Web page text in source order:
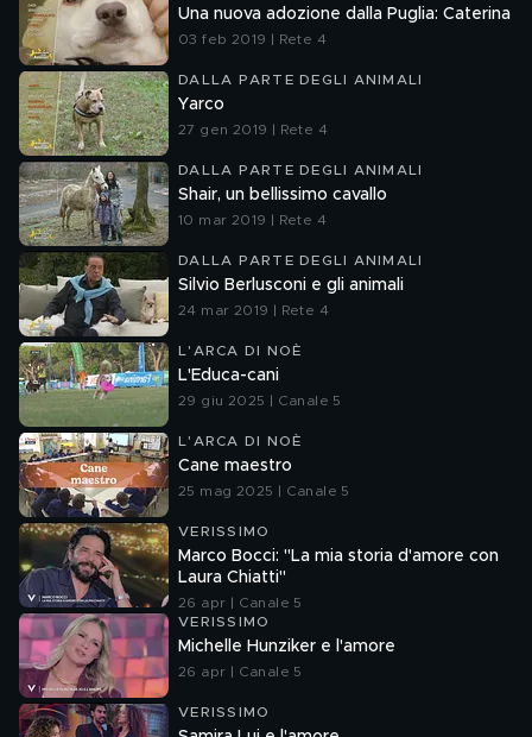
Una nuova adozione dalla Puglia: Caterina
03 feb 2019 | Rete 4
DALLA PARTE DEGLI ANIMALI
Yarco
27 gen 2019 | Rete 4
DALLA PARTE DEGLI ANIMALI
Shair, un bellissimo cavallo
10 mar 2019 | Rete 4
DALLA PARTE DEGLI ANIMALI
Silvio Berlusconi e gli animali
24 mar 2019 | Rete 4
L'ARCA DI NOÈ
L'Educa-cani
29 giu 2025 | Canale 5
L'ARCA DI NOÈ
Cane maestro
25 mag 2025 | Canale 5
VERISSIMO
Marco Bocci: "La mia storia d'amore con
Laura Chiatti"
26 apr | Canale 5
VERISSIMO
Michelle Hunziker e l'amore
26 apr | Canale 5
VERISSIMO